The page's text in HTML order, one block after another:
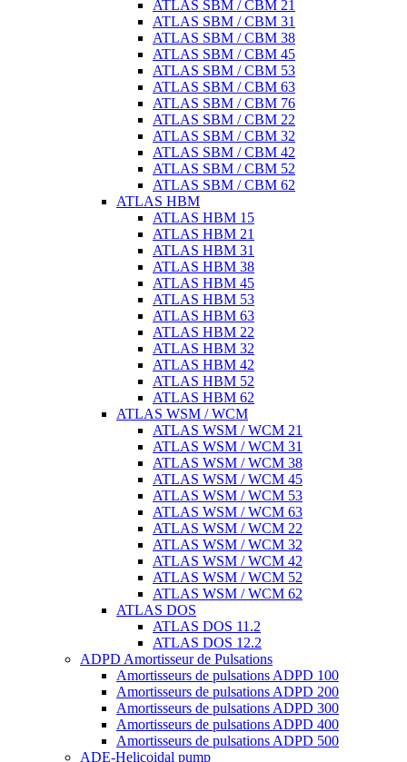
ATLAS SBM / CBM 21
ATLAS SBM / CBM 31
ATLAS SBM / CBM 38
ATLAS SBM / CBM 45
ATLAS SBM / CBM 53
ATLAS SBM / CBM 63
ATLAS SBM / CBM 76
ATLAS SBM / CBM 22
ATLAS SBM / CBM 32
ATLAS SBM / CBM 42
ATLAS SBM / CBM 52
ATLAS SBM / CBM 62
ATLAS HBM
ATLAS HBM 15
ATLAS HBM 21
ATLAS HBM 31
ATLAS HBM 38
ATLAS HBM 45
ATLAS HBM 53
ATLAS HBM 63
ATLAS HBM 22
ATLAS HBM 32
ATLAS HBM 42
ATLAS HBM 52
ATLAS HBM 62
ATLAS WSM / WCM
ATLAS WSM / WCM 21
ATLAS WSM / WCM 31
ATLAS WSM / WCM 38
ATLAS WSM / WCM 45
ATLAS WSM / WCM 53
ATLAS WSM / WCM 63
ATLAS WSM / WCM 22
ATLAS WSM / WCM 32
ATLAS WSM / WCM 42
ATLAS WSM / WCM 52
ATLAS WSM / WCM 62
ATLAS DOS
ATLAS DOS 11.2
ATLAS DOS 12.2
ADPD Amortisseur de Pulsations
Amortisseurs de pulsations ADPD 100
Amortisseurs de pulsations ADPD 200
Amortisseurs de pulsations ADPD 300
Amortisseurs de pulsations ADPD 400
Amortisseurs de pulsations ADPD 500
ADE-Helicoidal pump